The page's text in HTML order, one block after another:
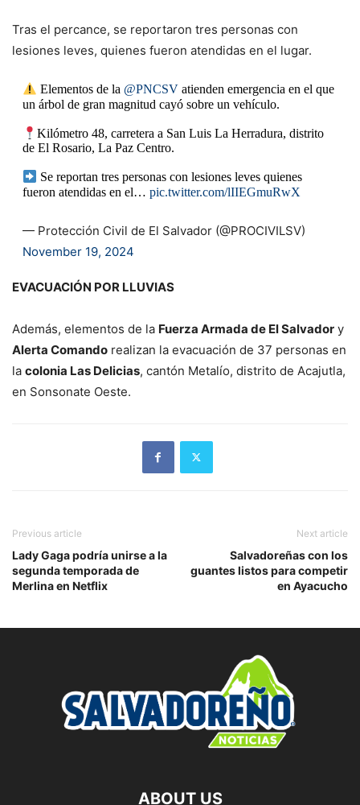
Tras el percance, se reportaron tres personas con
lesiones leves, quienes fueron atendidas en el lugar.
Elementos de la @PNCSVatienden emergencia en el que
un árbol de gran magnitud cayó sobre un vehículo.
Kilómetro 48, carretera a San Luis La Herradura, distrito
de El Rosario, La Paz Centro.
Se reportan tres personas con lesiones leves quienes
fueron atendidas en el… pic.twitter.com/lIIEGmuRwX
— Protección Civil de El Salvador (@PROCIVILSV)
November 19, 2024
EVACUACIÓN POR LLUVIAS
Además, elementos de la Fuerza Armada de El Salvador y
Alerta Comando realizan la evacuación de 37 personas en
la colonia Las Delicias, cantón Metalío, distrito de Acajutla,
en Sonsonate Oeste.
Previous article
Lady Gaga podría unirse a la
segunda temporada de
Merlina en Netflix
Next article
Salvadoreñas con los
guantes listos para competir
en Ayacucho
ABOUT US